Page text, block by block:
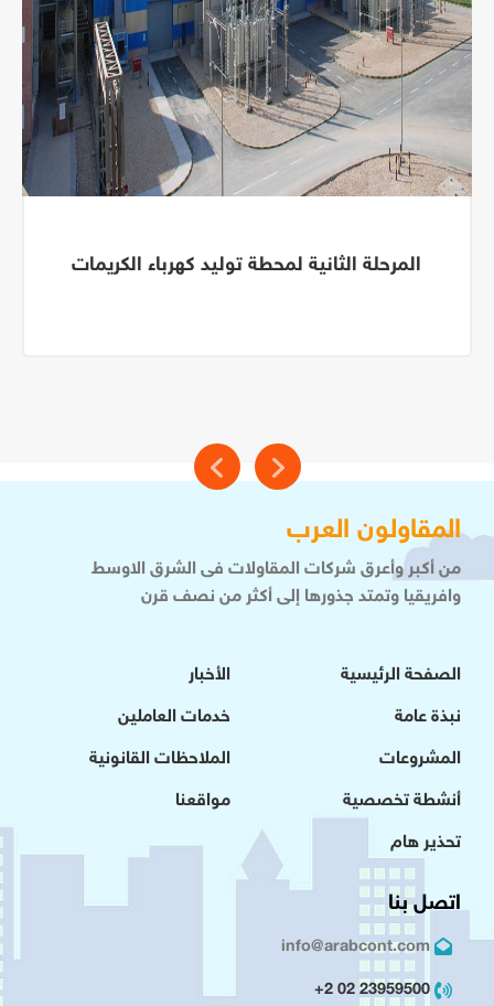
المرحلة الثانية لمحطة توليد كهرباء الكريمات
المقاولون العرب
من أكبر وأعرق شركات المقاولات فى الشرق الاوسط
وافريقيا وتمتد جذورها إلى أكثر من نصف قرن
الصفحة الرئيسية
نبذة عامة
المشروعات
أنشطة تخصصية
تحذير هام
الأخبار
خدمات العاملين
الملاحظات القانونية
مواقعنا
اتصل بنا
info@arabcont.com
23959500 02 2+